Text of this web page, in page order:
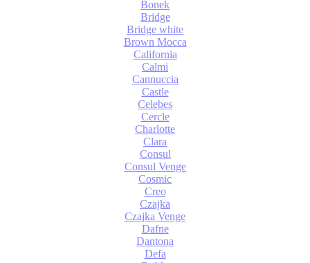
Bonek
Bridge
Bridge white
Brown Mocca
California
Calmi
Cannuccia
Castle
Celebes
Cercle
Charlotte
Clara
Consul
Consul Venge
Cosmic
Creo
Czajka
Czajka Venge
Dafne
Dantona
Defa